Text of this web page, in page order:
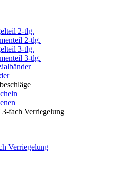
2-tlg.
2-tlg.
3-tlg.
3-tlg.
3-fach Verriegelung
Verriegelung